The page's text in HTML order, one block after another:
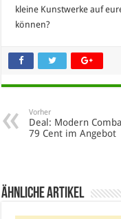
kleine Kunstwerke auf
können?
Vorher
Deal: Modern
79 Cent im Angebot
Ähnliche Artikel